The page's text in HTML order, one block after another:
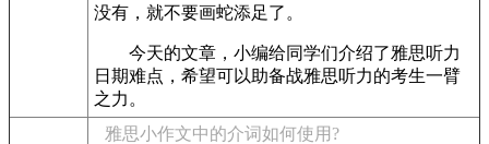
没有，就不要画蛇添足了。
今天的文章，小编给同学们介绍了雅思听力
日期难点，希望可以助备战雅思听力的考生一臂
之力。
雅思小作文中的介词如何使用?